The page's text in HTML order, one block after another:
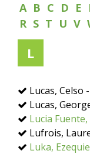
A B C D E
R S T U V
L
Lucas, Celso
Lucas,
Lucia
Lufrois,
Luka,